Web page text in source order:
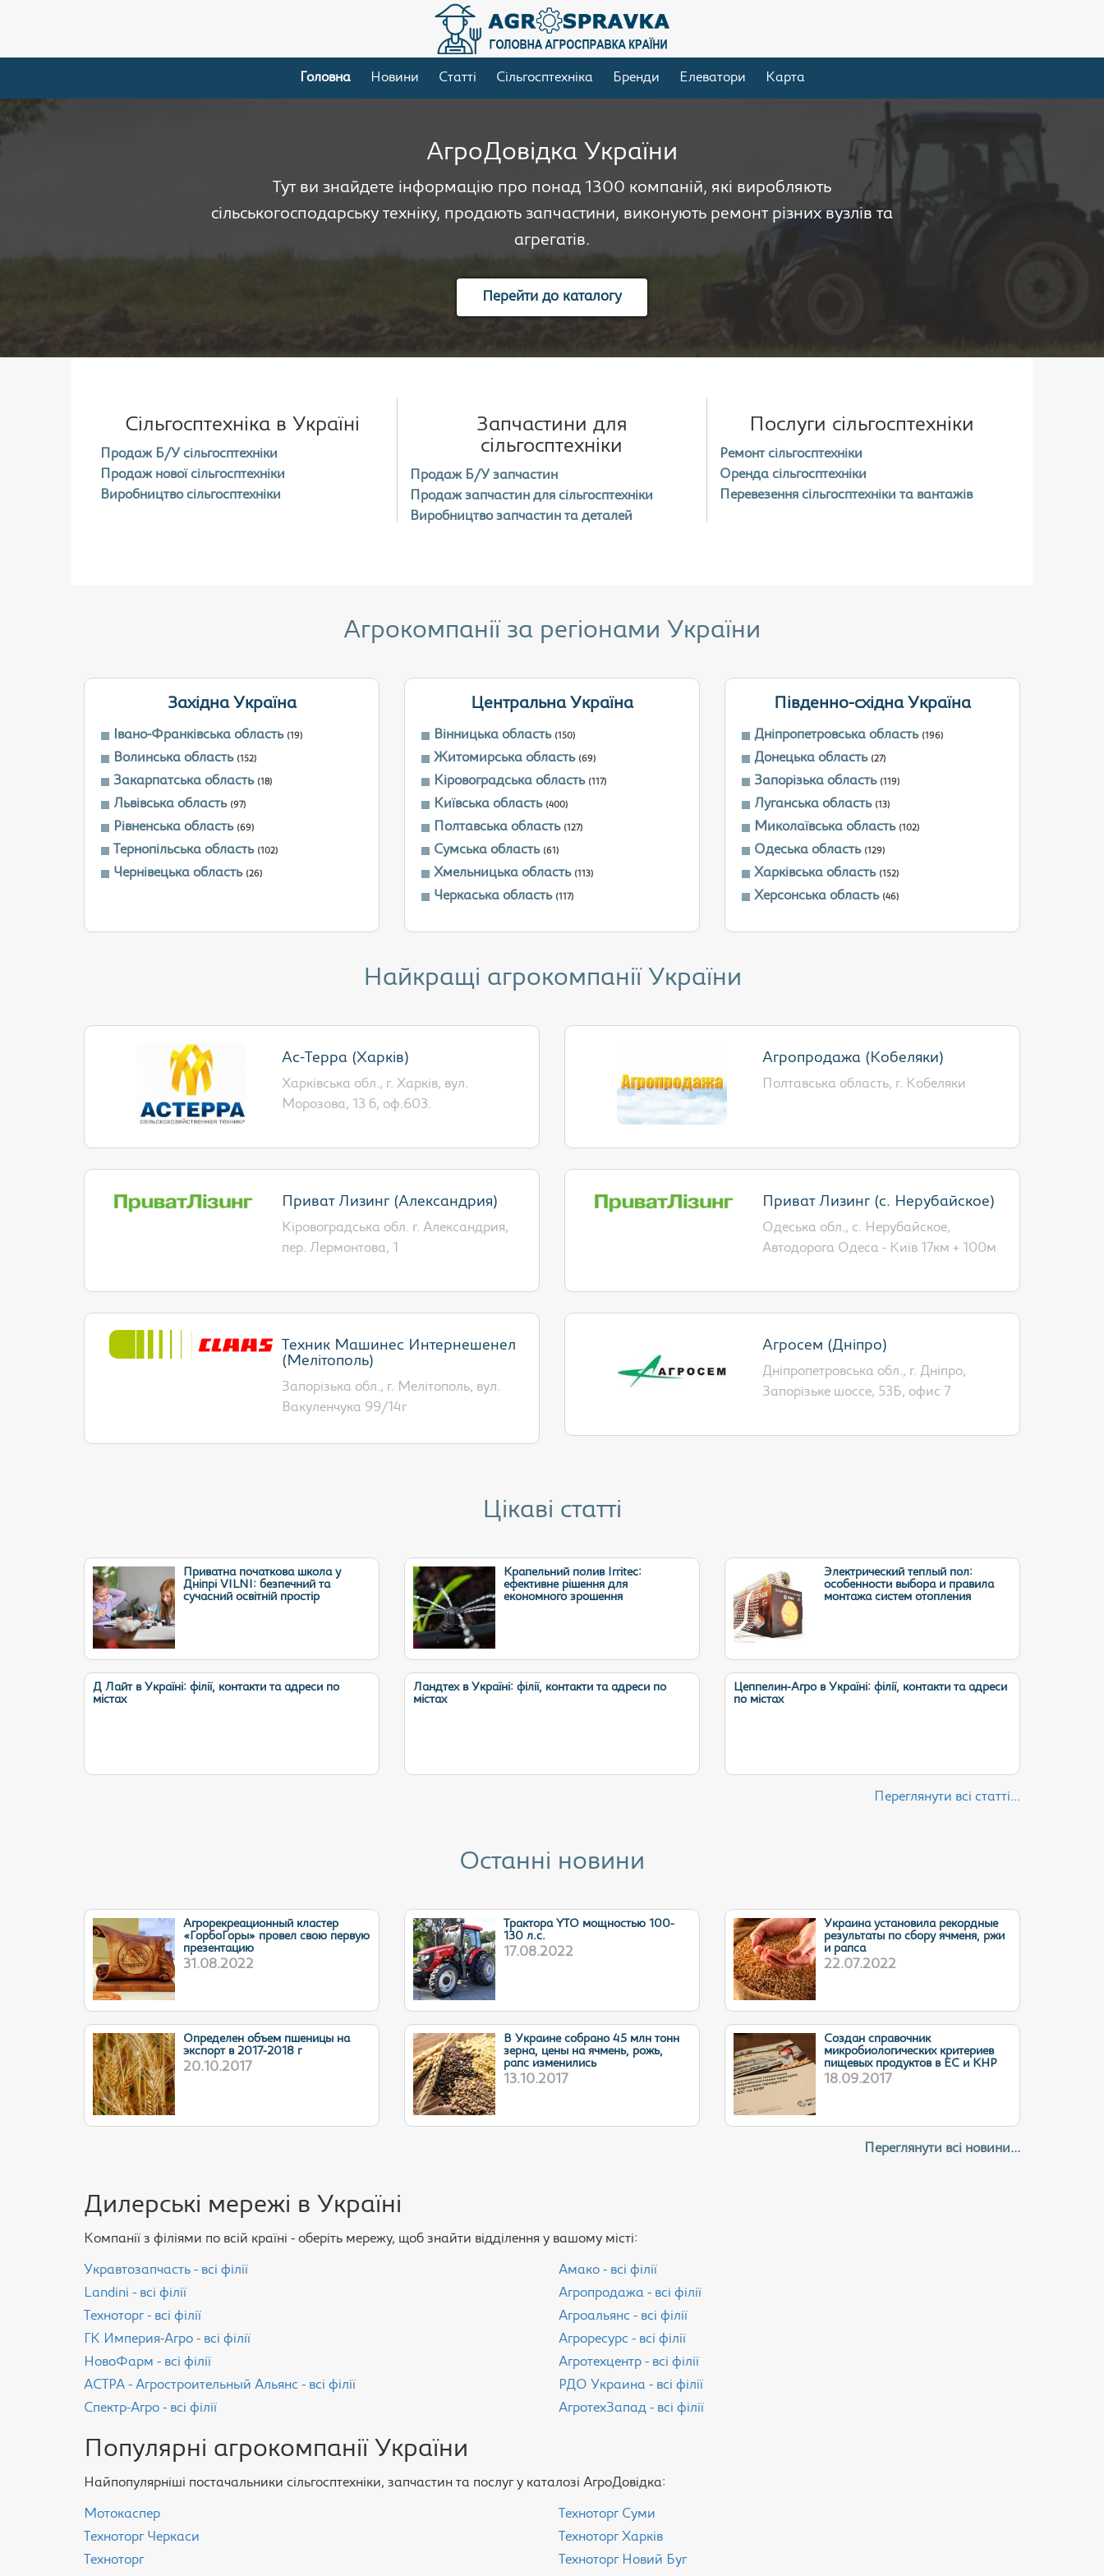
Головна Новини Статті Сільгосптехніка Бренди Елеватори Карта
АгроДовідка України
Тут ви знайдете інформацію про понад 1300 компаній, які виробляють
сільськогосподарську техніку, продають запчастини, виконують ремонт різних вузлів та
агрегатів.
Перейти до каталогу
Сільгосптехніка в Україні
Продаж Б/У сільгосптехніки
Продаж нової сільгосптехніки
Виробництво сільгосптехніки
Запчастини для
сільгосптехніки
Продаж Б/У запчастин
Продаж запчастин для сільгосптехніки
Виробництво запчастин та деталей
Послуги сільгосптехніки
Ремонт сільгосптехніки
Оренда сільгосптехніки
Перевезення сільгосптехніки та вантажів
Агрокомпанії за регіонами України
Західна Україна
Івано-Франківська область (19)
Волинська область (152)
Закарпатська область (18)
Львівська область (97)
Рівненська область (69)
Тернопільська область (102)
Чернівецька область (26)
Центральна Україна
Вінницька область (150)
Житомирська область (69)
Кіровоградська область (117)
Київська область (400)
Полтавська область (127)
Сумська область (61)
Хмельницька область (113)
Черкаська область (117)
Південно-східна Україна
Дніпропетровська область (196)
Донецька область (27)
Запорізька область (119)
Луганська область (13)
Миколаївська область (102)
Одеська область (129)
Харківська область (152)
Херсонська область (46)
Найкращі агрокомпанії України
Ас-Терра (Харків)
Харківська обл., г. Харків, вул.
Морозова, 13 б, оф.603.
Агропродажа (Кобеляки)
Полтавська область, г. Кобеляки
Приват Лизинг (Александрия)
Кіровоградська обл. г. Александрия,
пер. Лермонтова, 1
Приват Лизинг (с. Нерубайское)
Одеська обл., с. Нерубайское,
Автодорога Одеса - Київ 17км + 100м
Техник Машинес Интернешенел
(Мелітополь)
Запорізька обл., г. Мелітополь, вул.
Вакуленчука 99/14г
Агросем (Дніпро)
Дніпропетровська обл., г. Дніпро,
Запорізьке шоссе, 53Б, офис 7
Цікаві статті
Приватна початкова школа у
Дніпрі VILNI: безпечний та
сучасний освітній простір
Крапельний полив Irritec:
ефективне рішення для
економного зрошення
Электрический теплый пол:
особенности выбора и правила
монтажа систем отопления
Д Лайт в Україні: філії, контакти та адреси по
містах
Ландтех в Україні: філії, контакти та адреси по
містах
Цеппелин-Агро в Україні: філії, контакти та адреси
по містах
Переглянути всі статті...
Останні новини
Агрорекреационный кластер
«ГорбоГоры» провел свою первую
презентацию
31.08.2022
Трактора YTO мощностью 100-
130 л.с.
17.08.2022
Украина установила рекордные
результаты по сбору ячменя, ржи
и рапса
22.07.2022
Определен объем пшеницы на
экспорт в 2017-2018 г
20.10.2017
В Украине собрано 45 млн тонн
зерна, цены на ячмень, рожь,
рапс изменились
13.10.2017
Cоздан справочник
микробиологических критериев
пищевых продуктов в ЕС и КНР
18.09.2017
Переглянути всі новини...
Дилерські мережі в Україні
Компанії з філіями по всій країні - оберіть мережу, щоб знайти відділення у вашому місті:
Укравтозапчасть - всі філії
Landini - всі філії
Техноторг - всі філії
ГК Империя-Агро - всі філії
НовоФарм - всі філії
АСТРА - Агростроительный Альянс - всі філії
Спектр-Агро - всі філії
Амако - всі філії
Агропродажа - всі філії
Агроальянс - всі філії
Агроресурс - всі філії
Агротехцентр - всі філії
РДО Украина - всі філії
АгротехЗапад - всі філії
Популярні агрокомпанії України
Найпопулярніші постачальники сільгосптехніки, запчастин та послуг у каталозі АгроДовідка:
Мотокаспер
Техноторг Черкаси
Техноторг
Техноторг Суми
Техноторг Харків
Техноторг Новий Буг